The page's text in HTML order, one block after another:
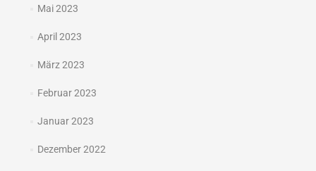
Mai 2023
April 2023
März 2023
Februar 2023
Januar 2023
Dezember 2022